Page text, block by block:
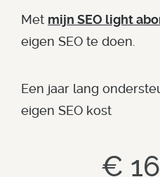
Met mijn SEO light
eigen SEO te doen.
Een jaar lang
eigen SEO kost
€